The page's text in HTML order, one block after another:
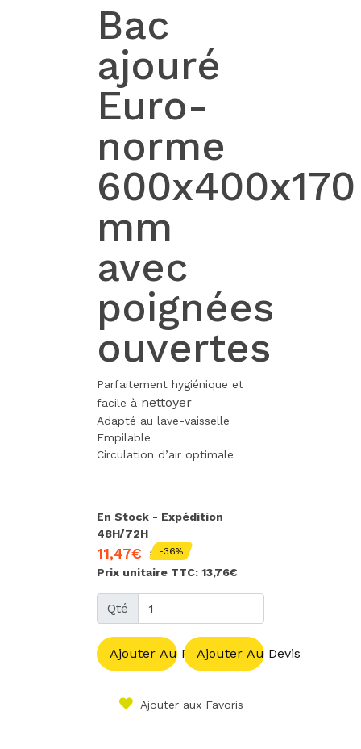
Bac
ajouré
Euro-
norme
600x400x170
mm
avec
poignées
ouvertes
Parfaitement hygiénique et
facile à nettoyer
Adapté au lave-vaisselle
Empilable
Circulation d’air optimale
En Stock - Expédition
48H/72H
11,47€ 18,18€
-36%
Prix unitaire TTC: 13,76€
Qté
Ajouter Au PanierAjouter Au Devis
Ajouter aux Favoris